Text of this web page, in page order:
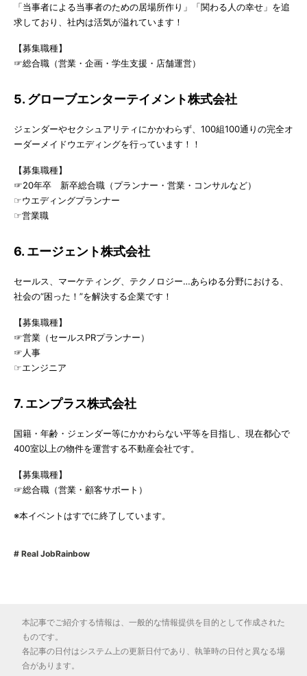
「当事者による当事者のための居場所作り」「関わる人の幸せ」を追
求しており、社内は活気が溢れています！
【募集職種】
☞総合職（営業・企画・学生支援・店舗運営）
5. グローブエンターテイメント株式会社
ジェンダーやセクシュアリティにかかわらず、100組100通りの完全オ
ーダーメイドウエディングを行っています！！
【募集職種】
☞20年卒 新卒総合職（プランナー・営業・コンサルなど）
☞ウエディングプランナー
☞営業職
6. エージェント株式会社
セールス、マーケティング、テクノロジー…あらゆる分野における、
社会の“困った！”を解決する企業です！
【募集職種】
☞営業（セールスPRプランナー）
☞人事
☞エンジニア
7. エンプラス株式会社
国籍・年齢・ジェンダー等にかかわらない平等を目指し、現在都心で
400室以上の物件を運営する不動産会社です。
【募集職種】
☞総合職（営業・顧客サポート）
※本イベントはすでに終了しています。
Real JobRainbow
本記事でご紹介する情報は、一般的な情報提供を目的として作成された
ものです。
各記事の日付はシステム上の更新日付であり、執筆時の日付と異なる場
合があります。